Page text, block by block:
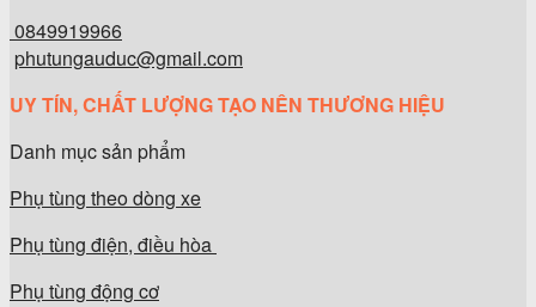
0849919966
phutungauduc@gmail.com
UY TÍN, CHẤT LƯỢNG TẠO NÊN THƯƠNG HIỆU
Danh mục sản phẩm
Phụ tùng theo dòng xe
Phụ tùng điện, điều hòa
Phụ tùng động cơ